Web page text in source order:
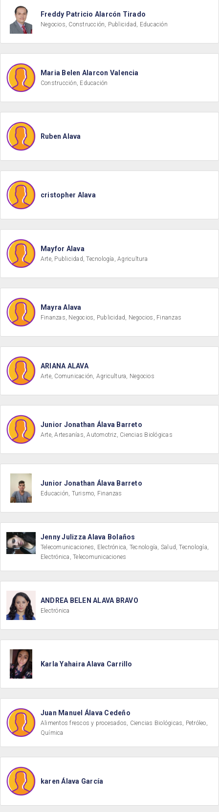
Freddy Patricio Alarcón Tirado
Negocios, Construcción, Publicidad, Educación
Maria Belen Alarcon Valencia
Construcción, Educación
Ruben Alava
cristopher Alava
Mayfor Alava
Arte, Publicidad, Tecnología, Agricultura
Mayra Alava
Finanzas, Negocios, Publicidad, Negocios, Finanzas
ARIANA ALAVA
Arte, Comunicación, Agricultura, Negocios
Junior Jonathan Álava Barreto
Arte, Artesanías, Automotriz, Ciencias Biológicas
Junior Jonathan Álava Barreto
Educación, Turismo, Finanzas
Jenny Julizza Alava Bolaños
Telecomunicaciones, Electrónica, Tecnología, Salud, Tecnología,
Electrónica, Telecomunicaciones
ANDREA BELEN ALAVA BRAVO
Electrónica
Karla Yahaira Alava Carrillo
Juan Manuel Álava Cedeño
Alimentos frescos y procesados, Ciencias Biológicas, Petróleo,
Química
karen Álava García